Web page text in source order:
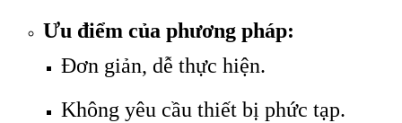
Ưu điểm của phương pháp:
Đơn giản, dễ thực hiện.
Không yêu cầu thiết bị phức tạp.